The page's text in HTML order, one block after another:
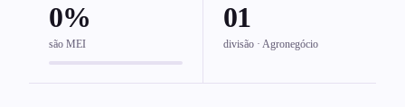
0%
são MEI
01
divisão · Agronegócio